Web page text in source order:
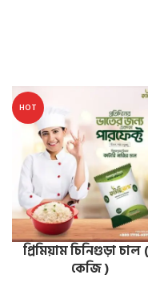
HOT
প্রিমিয়াম চিনিগুড়া চাল
কেজি )